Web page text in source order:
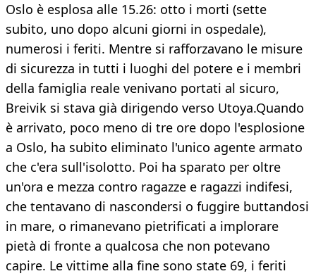
Oslo è esplosa alle 15.26: otto i morti (sette
subito, uno dopo alcuni giorni in ospedale),
numerosi i feriti. Mentre si rafforzavano le misure
di sicurezza in tutti i luoghi del potere e i membri
della famiglia reale venivano portati al sicuro,
Breivik si stava già dirigendo verso Utoya.Quando
è arrivato, poco meno di tre ore dopo l'esplosione
a Oslo, ha subito eliminato l'unico agente armato
che c'era sull'isolotto. Poi ha sparato per oltre
un'ora e mezza contro ragazze e ragazzi indifesi,
che tentavano di nascondersi o fuggire buttandosi
in mare, o rimanevano pietrificati a implorare
pietà di fronte a qualcosa che non potevano
capire. Le vittime alla fine sono state 69, i feriti